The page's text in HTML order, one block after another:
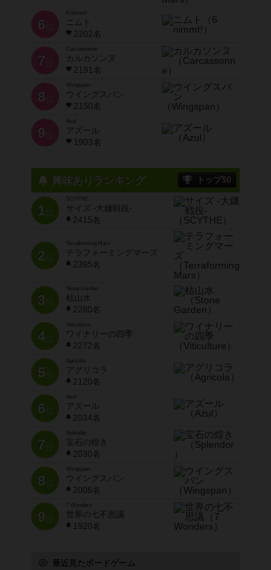
6 位
ニムト
2202名
7 位
Carcassonne
カルカソンヌ
2191名
8 位
Wingspan
ウイングスパン
2150名
9 位
Azul
アズール
1903名
興味ありランキング トップ50
1位
SCYTHE
サイズ -大鎌戦役-
2415名
2位
Terraforming Mars
テラフォーミングマーズ
2395名
3位
Stone Garden
枯山水
2280名
4位
Viticulture
ワイナリーの四季
2272名
5位
Agricola
アグリコラ
2120名
6位
Azul
アズール
2034名
7位
宝石の煌き
2030名
8位
Wingspan
ウイングスパン
2006名
9位
7 Wonders
世界の七不思議
1920名
最近見たボードゲーム